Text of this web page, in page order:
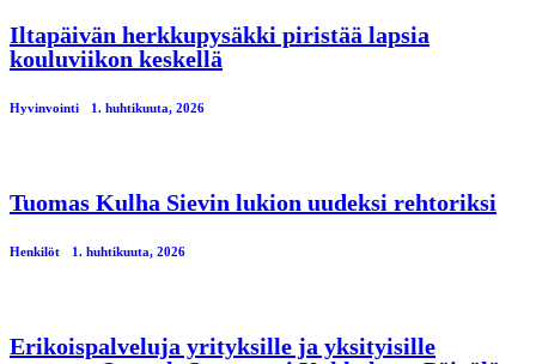
Iltapäivän herkkupysäkki piristää lapsia
kouluviikon keskellä
Hyvinvointi 1. huhtikuuta, 2026
Tuomas Kulha Sievin lukion uudeksi rehtoriksi
Henkilöt 1. huhtikuuta, 2026
Erikoispalveluja yrityksille ja yksityisille